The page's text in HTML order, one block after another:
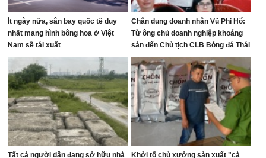
Ít ngày nữa, sân bay quốc tế duy
nhất mang hình bông hoa ở Việt
Nam sẽ tái xuất
Chân dung doanh nhân Vũ Phi Hổ:
Từ ông chủ doanh nghiệp khoáng
sản đến Chủ tịch CLB Bóng đá Thái
Nguyên
Tất cả người dân đang sở hữu nhà Khởi tố chủ xưởng sản xuất "cà